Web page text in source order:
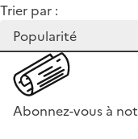
Trier par :
Abonnez-vous à